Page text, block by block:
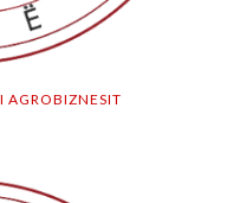
AGROBIZNESIT